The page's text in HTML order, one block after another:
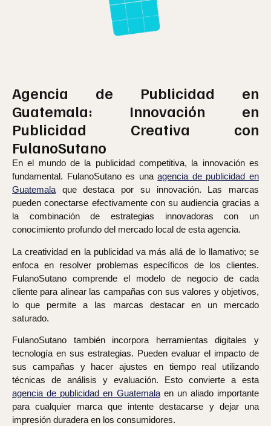
Agencia de Publicidad en
Guatemala: Innovación en
Publicidad Creativa con
FulanoSutano
En el mundo de la publicidad competitiva, la innovación es
fundamental. FulanoSutano es unaagencia de publicidad en
Guatemala que destaca por su innovación. Las marcas
pueden conectarse efectivamente con su audiencia gracias a
la combinación de estrategias innovadoras con un
conocimiento profundo del mercado local de esta agencia.
La creatividad en la publicidad va más allá de lo llamativo; se
enfoca en resolver problemas específicos de los clientes.
FulanoSutano comprende el modelo de negocio de cada
cliente para alinear las campañas con sus valores y objetivos,
lo que permite a las marcas destacar en un mercado
saturado.
FulanoSutano también incorpora herramientas digitales y
tecnología en sus estrategias. Pueden evaluar el impacto de
sus campañas y hacer ajustes en tiempo real utilizando
técnicas de análisis y evaluación. Esto convierte a esta
agencia de publicidad en Guatemalaen un aliado importante
para cualquier marca que intente destacarse y dejar una
impresión duradera en los consumidores.